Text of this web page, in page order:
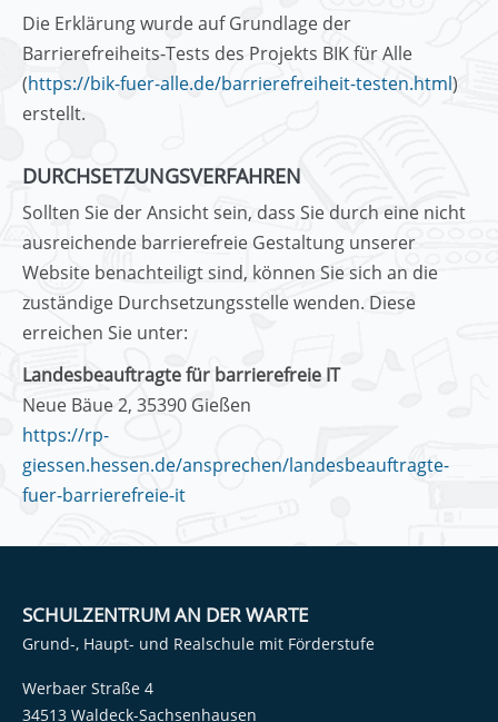
Die Erklärung wurde auf Grundlage der
Barrierefreiheits-Tests des Projekts BIK für Alle
(https://bik-fuer-alle.de/barrierefreiheit-testen.html)
erstellt.
DURCHSETZUNGSVERFAHREN
Sollten Sie der Ansicht sein, dass Sie durch eine nicht
ausreichende barrierefreie Gestaltung unserer
Website benachteiligt sind, können Sie sich an die
zuständige Durchsetzungsstelle wenden. Diese
erreichen Sie unter:
Landesbeauftragte für barrierefreie IT
Neue Bäue 2, 35390 Gießen
https://rp-
giessen.hessen.de/ansprechen/landesbeauftragte-
fuer-barrierefreie-it
SCHULZENTRUM AN DER WARTE
Grund-, Haupt- und Realschule mit Förderstufe
Werbaer Straße 4
34513 Waldeck-Sachsenhausen